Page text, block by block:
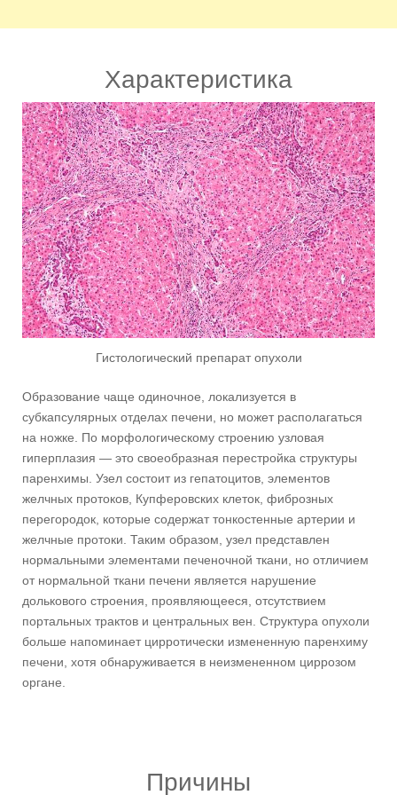
Характеристика
Гистологический препарат опухоли
Образование чаще одиночное, локализуется в
субкапсулярных отделах печени, но может располагаться
на ножке. По морфологическому строению узловая
гиперплазия — это своеобразная перестройка структуры
паренхимы. Узел состоит из гепатоцитов, элементов
желчных протоков, Купферовских клеток, фиброзных
перегородок, которые содержат тонкостенные артерии и
желчные протоки. Таким образом, узел представлен
нормальными элементами печеночной ткани, но отличием
от нормальной ткани печени является нарушение
долькового строения, проявляющееся, отсутствием
портальных трактов и центральных вен. Структура опухоли
больше напоминает цирротически измененную паренхиму
печени, хотя обнаруживается в неизмененном циррозом
органе.
Причины